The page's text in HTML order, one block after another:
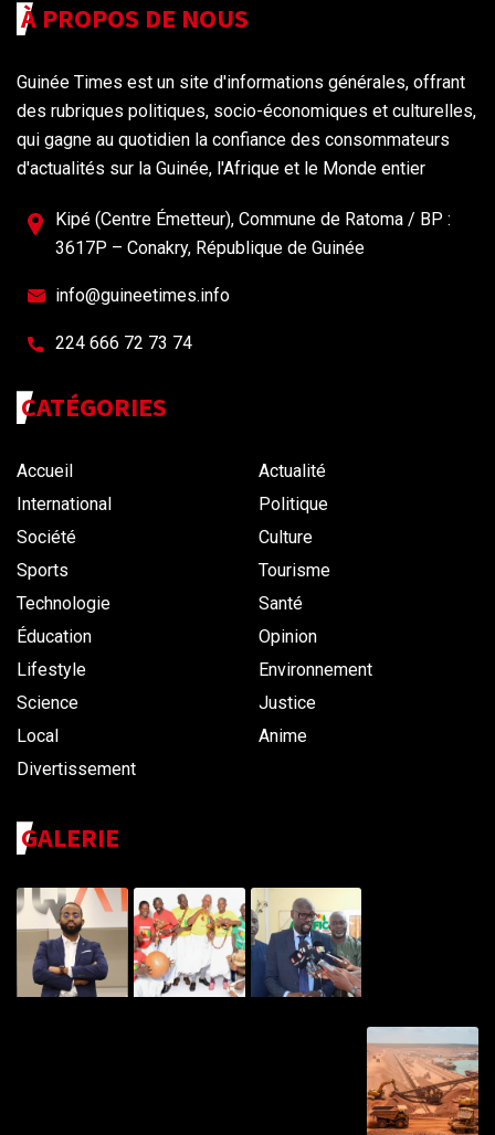
À PROPOS DE NOUS
Guinée Times est un site d'informations générales, offrant
des rubriques politiques, socio-économiques et culturelles,
qui gagne au quotidien la confiance des consommateurs
d'actualités sur la Guinée, l'Afrique et le Monde entier
Kipé (Centre Émetteur), Commune de Ratoma / BP :
3617P – Conakry, République de Guinée
info@guineetimes.info
224 666 72 73 74
CATÉGORIES
Accueil
Actualité
International
Politique
Société
Culture
Sports
Tourisme
Technologie
Santé
Éducation
Opinion
Lifestyle
Environnement
Science
Justice
Local
Anime
Divertissement
GALERIE